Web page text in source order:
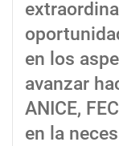
en los
avanzar
ANICE,
en la